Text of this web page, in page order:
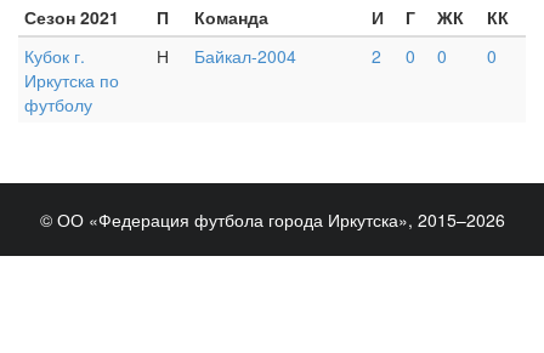
Сезон 2021
П Команда И Г ЖК
КК
Кубок г.
Иркутска по
футболу
Н Байкал-2004 2 0 0 0
© ОО «Федерация футбола города Иркутска», 2015–2026